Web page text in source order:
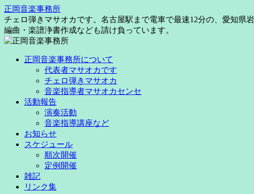
コ
ン
テ
ン
正岡音楽事務所
チェロ弾きマサオカです。名古屋駅まで電車で最速12分の、愛知県
編曲・楽譜浄書作成なども請け負っています。
正岡音楽事務所について
代表者マサオカです
チェロ弾きマサオカ
音楽指導者マサオカセンセ
活動報告
演奏活動
音楽指導講座など
お知らせ
スケジュール
順次開催
定例開催
雑記
リンク集